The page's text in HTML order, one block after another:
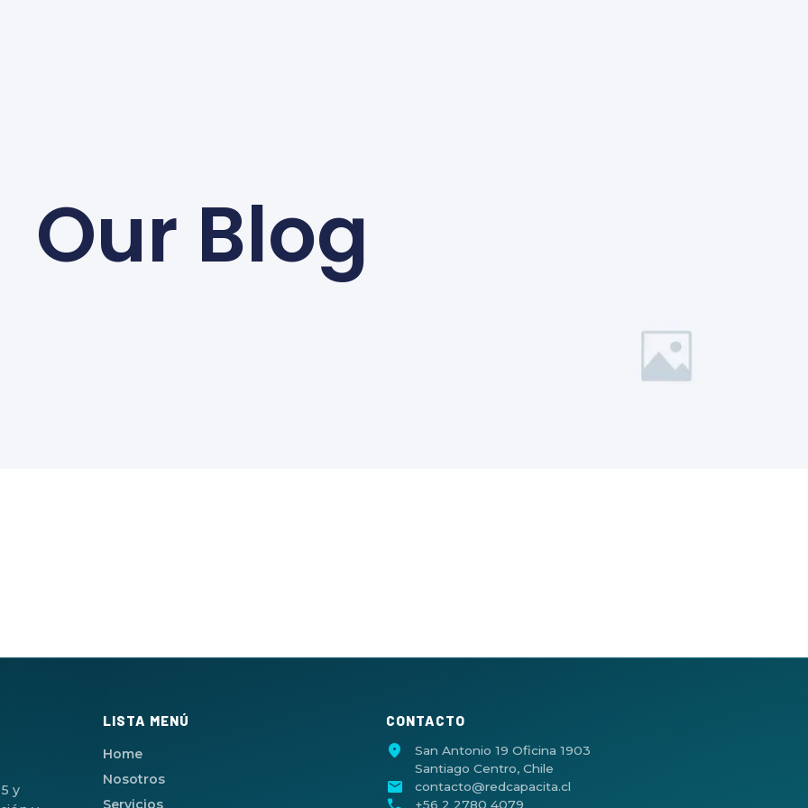
Our Blog
y
LISTA MENÚ
Home
Nosotros
Servicios
CONTACTO
location_on
San Antonio 19 Oficina 1903
Santiago Centro, Chile
mail contacto@redcapacita.cl
+56 2 2780 4079